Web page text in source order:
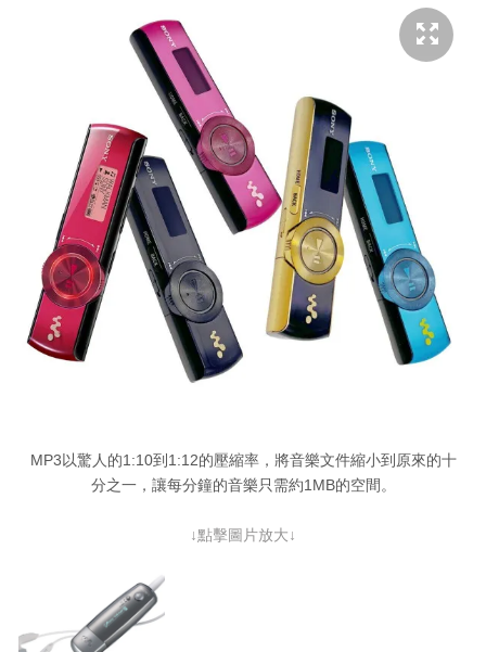
MP3以驚人的1:10到1:12的壓縮率，將音樂文件縮小到原來的十
分之一，讓每分鐘的音樂只需約1MB的空間。
↓點擊圖片放大↓